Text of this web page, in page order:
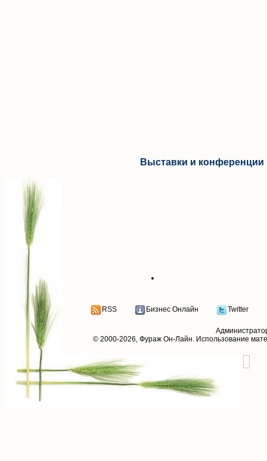
Выставки и конференции
RSS Бизнес Онлайн Twitter
© 2000-2026, Фураж Он-Лайн. Использование